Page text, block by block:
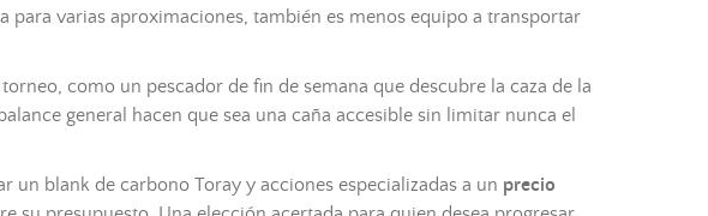
para varias aproximaciones, también es menos equipo a transportar
como un pescador de fin de semana que descubre la caza de la
general hacen que sea una caña accesible sin limitar nunca el
un blank de carbono Toray y acciones especializadas a un precio